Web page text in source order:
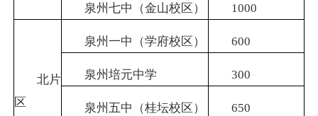
泉州七中（金山校区） 1000
北片
区
泉州一中（学府校区） 600
泉州培元中学 300
泉州五中（桂坛校区） 650